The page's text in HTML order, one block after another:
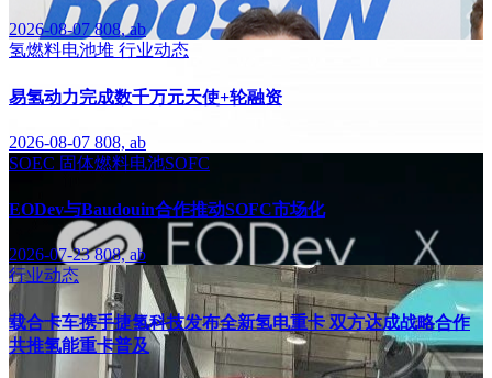
2026-08-07808, ab
氢燃料电池堆 行业动态
易氢动力完成数千万元天使+轮融资
2026-08-07 808, ab
SOEC 固体燃料电池SOFC
EODev与Baudouin合作推动SOFC市场化
2026-07-23808, ab
行业动态
载合卡车携手捷氢科技发布全新氢电重卡 双方达成战略合作
共推氢能重卡普及